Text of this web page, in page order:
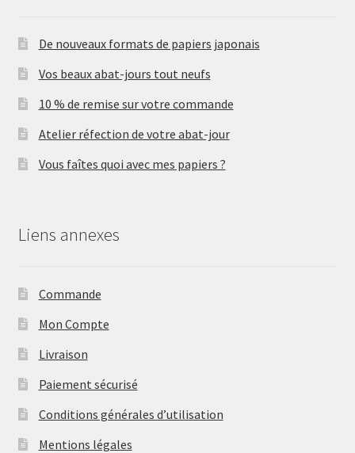
De nouveaux formats de papiers japonais
Vos beaux abat-jours tout neufs
10 % de remise sur votre commande
Atelier réfection de votre abat-jour
Vous faîtes quoi avec mes papiers ?
Liens annexes
Commande
Mon Compte
Livraison
Paiement sécurisé
Conditions générales d’utilisation
Mentions légales